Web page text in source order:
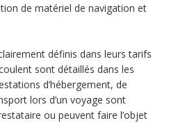
de matériel de navigation et
définis dans leurs tarifs
sont détaillés dans les
d’hébergement, de
lors d’un voyage sont
ou peuvent faire l’objet